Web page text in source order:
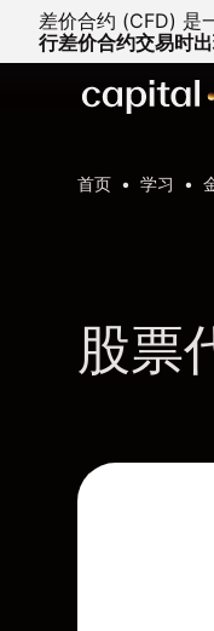
差价合约 (CFD) 是
行差价合约交易时出
首页 学习
股票